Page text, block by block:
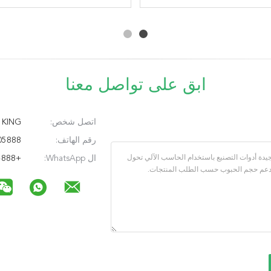
ابق على تواصل معنا
اتصل شخص:
رقم الهاتف:
ال WhatsApp: +8618115005888